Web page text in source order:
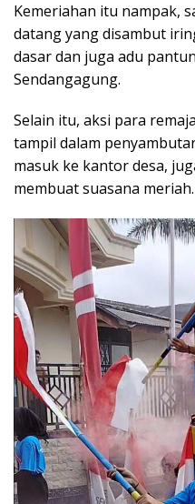
Kemeriahan itu nampak,
datang yang disambut
dasar dan juga adu
Sendangagung.
Selain itu, aksi para
tampil dalam
masuk ke kantor desa,
membuat suasana meriah.